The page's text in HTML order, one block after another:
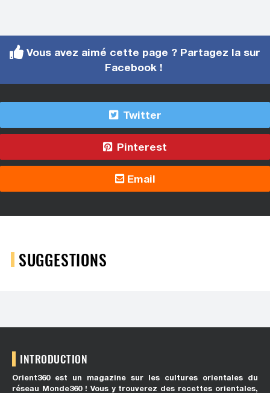
Vous avez aimé cette page ? Partagez la sur
Facebook !
Twitter
Pinterest
Email
SUGGESTIONS
INTRODUCTION
Orient360 est un magazine sur les cultures orientales du
réseau Monde360 ! Vous y trouverez des recettes orientales,